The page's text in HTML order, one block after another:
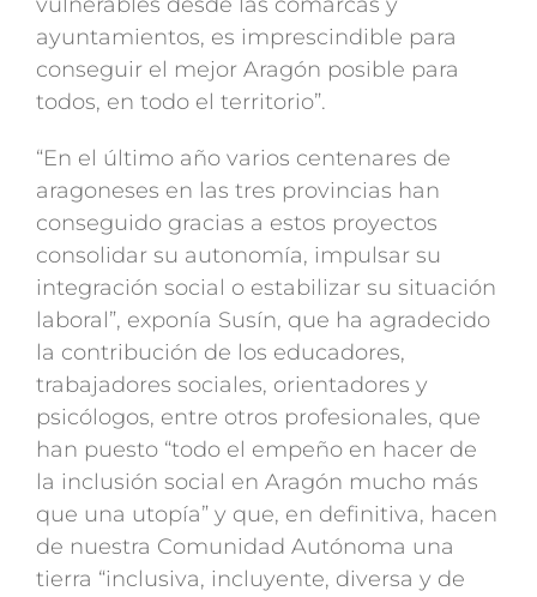
ayuntamientos, es imprescindible para
conseguir el mejor Aragón posible para
todos, en todo el territorio”.
“En el último año varios centenares de
aragoneses en las tres provincias han
conseguido gracias a estos proyectos
consolidar su autonomía, impulsar su
integración social o estabilizar su situación
laboral”, exponía Susín, que ha agradecido
la contribución de los educadores,
trabajadores sociales, orientadores y
psicólogos, entre otros profesionales, que
han puesto “todo el empeño en hacer de
la inclusión social en Aragón mucho más
que una utopía” y que, en definitiva, hacen
de nuestra Comunidad Autónoma una
tierra “inclusiva, incluyente, diversa y de